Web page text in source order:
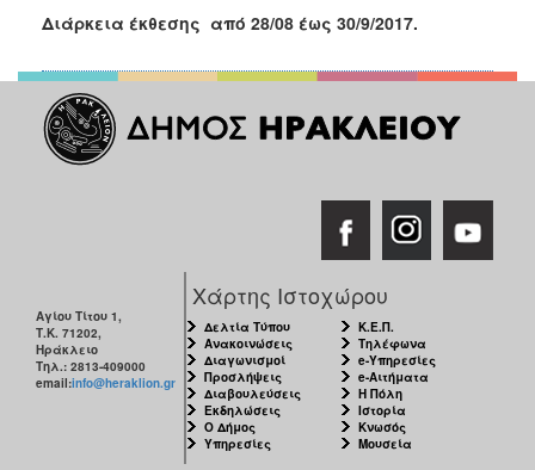
Διάρκεια έκθεσης από 28/08 έως 30/9/2017.
Αγίου Τίτου 1,
Τ.Κ. 71202,
Ηράκλειο
Τηλ.: 2813-409000
email:info@heraklion.gr
Χάρτης Ιστοχώρου
Δελτία Τύπου
Ανακοινώσεις
Διαγωνισμοί
Προσλήψεις
Διαβουλεύσεις
Εκδηλώσεις
Ο Δήμος
Υπηρεσίες
Κ.Ε.Π.
Τηλέφωνα
e-Υπηρεσίες
e-Αιτήματα
Η Πόλη
Ιστορία
Κνωσός
Μουσεία